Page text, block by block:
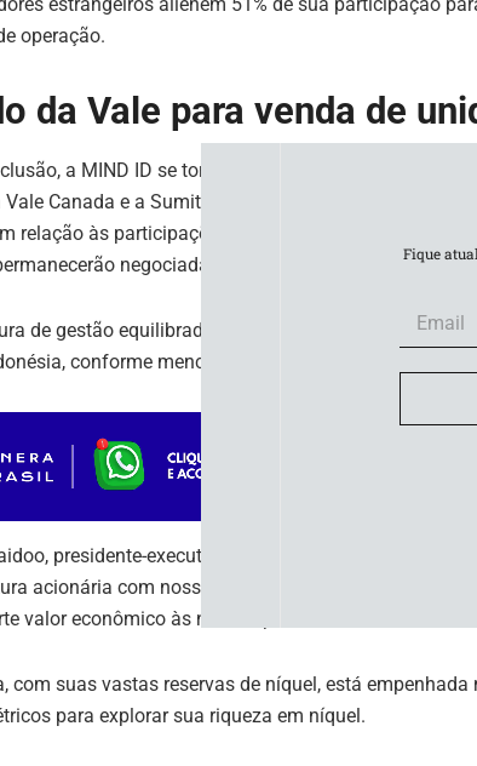
operação.
da Vale para venda de
a MIND ID se tornará o maior acionista da Vale
Canada e a Sumitomo terão 33,9% e 11,5%,
relação às participações anteriores de 43,79% e
negociadas publicamente.
de gestão equilibrada será estabelecida para
conforme mencionado no comunicado.
presidente-executivo da Vale Base Metals,
acionária com nossos parceiros para apoiar as
valor econômico às nossas partes interessadas e
com suas vastas reservas de níquel, está
para explorar sua riqueza em níquel.
Fique